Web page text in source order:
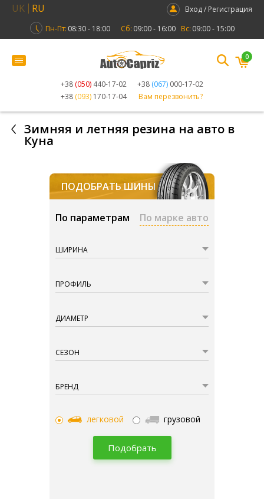
UK RU
Вход / Регистрация
Пн-Пт: 08:30 - 18:00 Сб: 09:00 - 16:00 Вс: 09:00 - 15:00
+38 (050) 440-17-02 +38 (067) 000-17-02
+38 (093) 170-17-04 Вам перезвонить?
0
Зимняя и летняя резина на авто в
Куна
ПОДОБРАТЬ ШИНЫ
По параметрам По марке авто
ШИРИНА
ПРОФИЛЬ
ДИАМЕТР
СЕЗОН
БРЕНД
легковой грузовой
Подобрать